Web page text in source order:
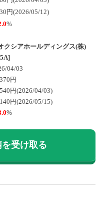
円(2026/05/12)
%
クシアホールディングス(株)
04/03
円
円(2026/04/03)
円(2026/05/15)
%
受け取る